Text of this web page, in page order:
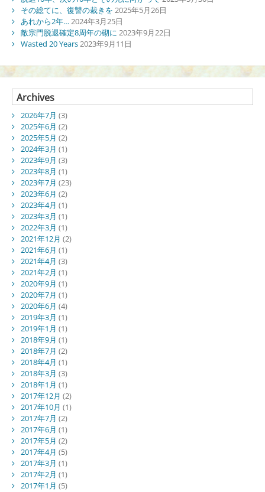
その総てに、復讐の裁きを 2025年5月26日
あれから2年… 2024年3月25日
敵宗門脱退確定8周年の砌に 2023年9月22日
Wasted 20 Years2023年9月11日
Archives
2026年7月 (3)
2025年6月 (2)
2025年5月 (2)
2024年3月 (1)
2023年9月 (3)
2023年8月 (1)
2023年7月 (23)
2023年6月 (2)
2023年4月 (1)
2023年3月 (1)
2022年3月 (1)
2021年12月 (2)
2021年6月 (1)
2021年4月 (3)
2021年2月 (1)
2020年9月 (1)
2020年7月 (1)
2020年6月 (4)
2019年3月 (1)
2019年1月 (1)
2018年9月 (1)
2018年7月 (2)
2018年4月 (1)
2018年3月 (3)
2018年1月 (1)
2017年12月 (2)
2017年10月 (1)
2017年7月 (2)
2017年6月 (1)
2017年5月 (2)
2017年4月 (5)
2017年3月 (1)
2017年2月 (1)
2017年1月 (5)